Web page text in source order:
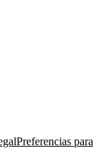
Preferencias para